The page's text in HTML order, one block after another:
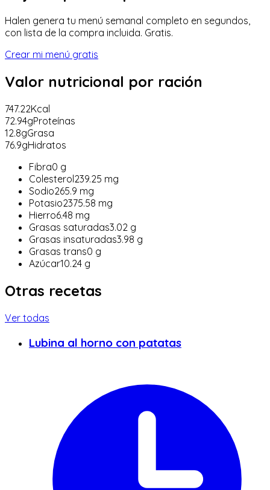
Halen genera tu menú semanal completo en segundos,
con lista de la compra incluida. Gratis.
Crear mi menú gratis
Valor nutricional por ración
747.22Kcal
72.94gProteínas
12.8gGrasa
76.9gHidratos
Fibra0 g
Colesterol239.25 mg
Sodio265.9 mg
Potasio2375.58 mg
Hierro6.48 mg
Grasas saturadas3.02 g
Grasas insaturadas3.98 g
Grasas trans0 g
Azúcar10.24 g
Otras recetas
Ver todas
Lubina al horno con patatas